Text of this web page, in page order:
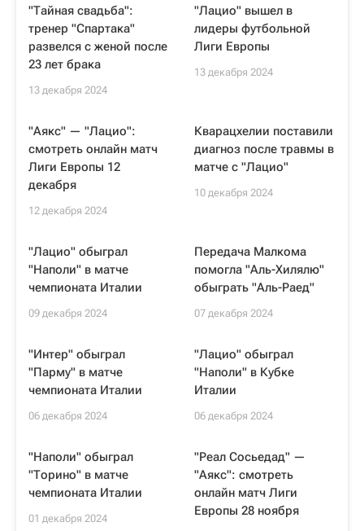
"Тайная свадьба":
тренер "Спартака"
развелся с женой после
23 лет брака
13 декабря 2024
"Лацио" вышел в
лидеры футбольной
Лиги Европы
13 декабря 2024
"Аякс" — "Лацио":
смотреть онлайн матч
Лиги Европы 12
декабря
12 декабря 2024
Кварацхелии поставили
диагноз после травмы в
матче с "Лацио"
10 декабря 2024
"Лацио" обыграл
"Наполи" в матче
чемпионата Италии
09 декабря 2024
Передача Малкома
помогла "Аль-Хилялю"
обыграть "Аль-Раед"
07 декабря 2024
"Интер" обыграл
"Парму" в матче
чемпионата Италии
06 декабря 2024
"Лацио" обыграл
"Наполи" в Кубке
Италии
06 декабря 2024
"Наполи" обыграл
"Торино" в матче
чемпионата Италии
01 декабря 2024
"Реал Сосьедад" —
"Аякс": смотреть
онлайн матч Лиги
Европы 28 ноября